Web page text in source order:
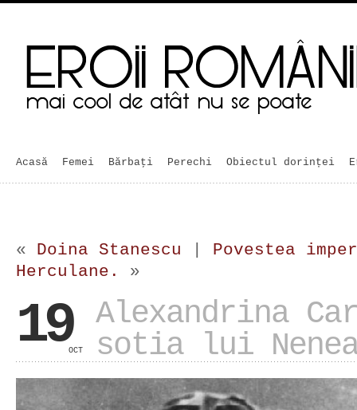
Acasă Femei Bărbaţi Perechi Obiectul dorinței
« Doina Stanescu
Povestea
Herculane.
»
19OCT
Alexandrina
sotia lui